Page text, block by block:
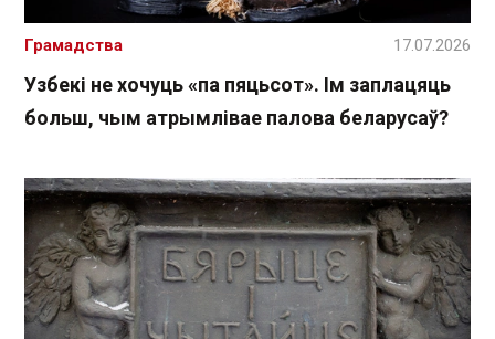
Узбекі не хочуць «па пяцьсот». Ім заплацяць
больш, чым атрымлівае палова беларусаў?
Грамадства 17.07.2026